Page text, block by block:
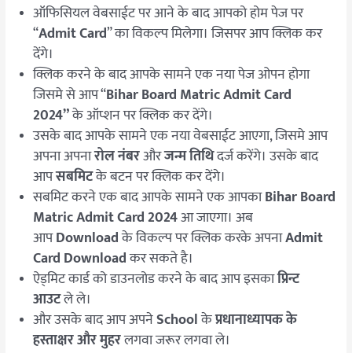
ऑफिसियल वेबसाईट पर आने के बाद आपको होम पेज पर
“Admit Card” का विकल्प मिलेगा। जिसपर आप क्लिक कर
देंगे।
क्लिक करने के बाद आपके सामने एक नया पेज ओपन होगा
जिसमे से आप “Bihar Board Matric Admit Card
2024”के ऑप्शन पर क्लिक कर देंगे।
उसके बाद आपके सामने एक नया वेबसाईट आएगा, जिसमे आप
अपना अपनारोल नंबरऔरजन्म तिथिदर्ज करेंगे। उसके बाद
आपसबमिटके बटन पर क्लिक कर देंगे।
सबमिट करने एक बाद आपके सामने एक आपकाBihar Board
Matric Admit Card 2024आ जाएगा। अब
आपDownloadके विकल्प पर क्लिक करके अपनाAdmit
Card Downloadकर सकते है।
ऐड्मिट कार्ड को डाउनलोड करने के बाद आप इसकाप्रिन्ट
आउटले ले।
और उसके बाद आप अपनेSchoolकेप्रधानाध्यापक के
हस्ताक्षर और मुहरलगवा जरूर लगवा ले।